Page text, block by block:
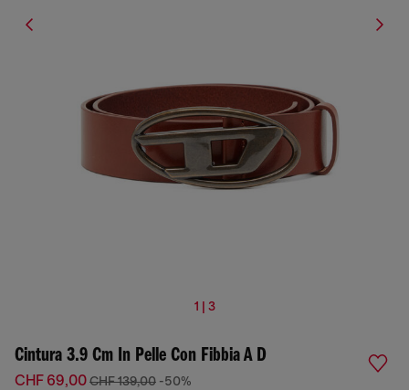
1 | 3
Cintura 3.9 Cm In Pelle Con Fibbia A D
CHF 69,00CHF 139,00 -50%